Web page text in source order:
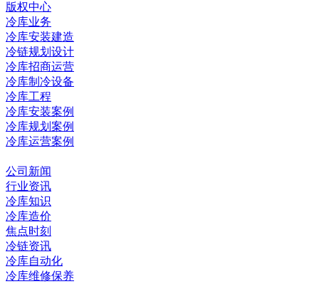
版权中心
冷库业务
冷库安装建造
冷链规划设计
冷库招商运营
冷库制冷设备
冷库工程
冷库安装案例
冷库规划案例
冷库运营案例
公司新闻
行业资讯
冷库知识
冷库造价
焦点时刻
冷链资讯
冷库自动化
冷库维修保养